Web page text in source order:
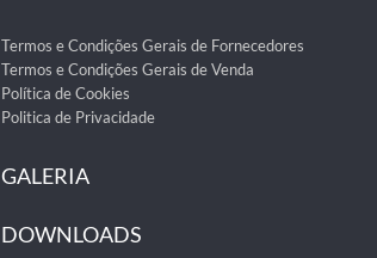
Termos e Condições Gerais de Fornecedores
Termos e Condições Gerais de Venda
Política de Cookies
Politica de Privacidade
GALERIA
DOWNLOADS